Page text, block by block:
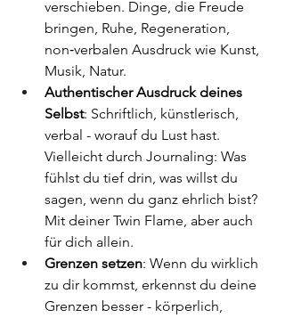
verschieben. Dinge, die Freude
bringen, Ruhe, Regeneration,
non‑verbalen Ausdruck wie Kunst,
Musik, Natur.
Authentischer Ausdruck deines
Selbst: Schriftlich, künstlerisch,
verbal - worauf du Lust hast.
Vielleicht durch Journaling: Was
fühlst du tief drin, was willst du
sagen, wenn du ganz ehrlich bist?
Mit deiner Twin Flame, aber auch
für dich allein.
Grenzen setzen: Wenn du wirklich
zu dir kommst, erkennst du deine
Grenzen besser - körperlich,